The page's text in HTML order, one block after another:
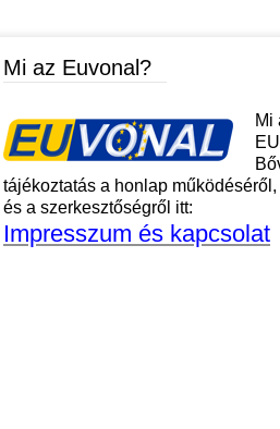
Mi az Euvonal?
Mi
tájékoztatás a honlap működéséről,
és a szerkesztőségről itt:
Impresszum és kapcsolat